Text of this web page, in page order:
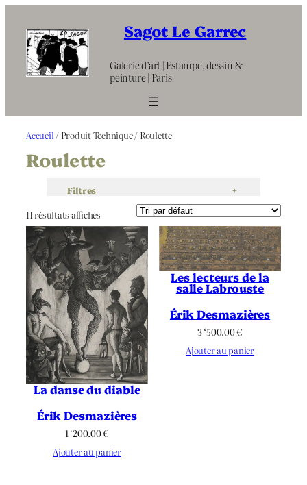
contenu
Sagot Le Garrec
Galerie d’art | Estampe, dessin &
peinture | Paris
Accueil / Produit Technique / Roulette
Roulette
Filtres +
11 résultats affichés
La danse du diable
Érik Desmazières
1 ‘200.00€
Ajouter au panier
Les lecteurs de la
salle Labrouste
Érik Desmazières
3 ‘500.00€
Ajouter au panier